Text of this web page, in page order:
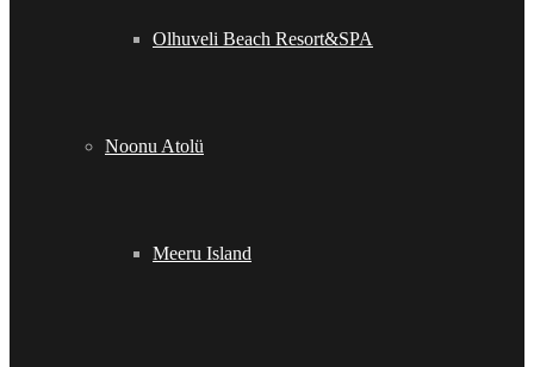
Olhuveli Beach Resort&SPA
Noonu Atolü
Meeru Island